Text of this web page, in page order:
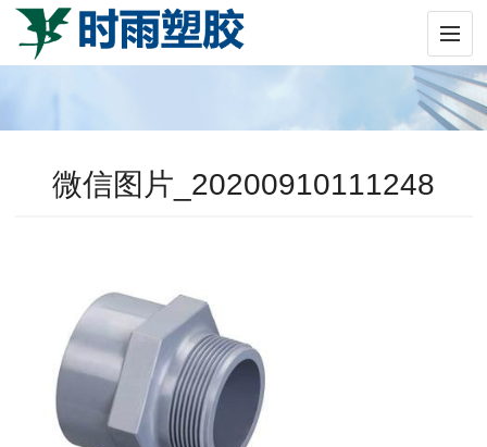
微信图片_20200910111248